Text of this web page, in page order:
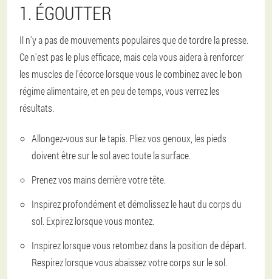
1. ÉGOUTTER
Il n'y a pas de mouvements populaires que de tordre la presse.
Ce n'est pas le plus efficace, mais cela vous aidera à renforcer
les muscles de l'écorce lorsque vous le combinez avec le bon
régime alimentaire, et en peu de temps, vous verrez les
résultats.
Allongez-vous sur le tapis. Pliez vos genoux, les pieds
doivent être sur le sol avec toute la surface.
Prenez vos mains derrière votre tête.
Inspirez profondément et démolissez le haut du corps du
sol. Expirez lorsque vous montez.
Inspirez lorsque vous retombez dans la position de départ.
Respirez lorsque vous abaissez votre corps sur le sol.